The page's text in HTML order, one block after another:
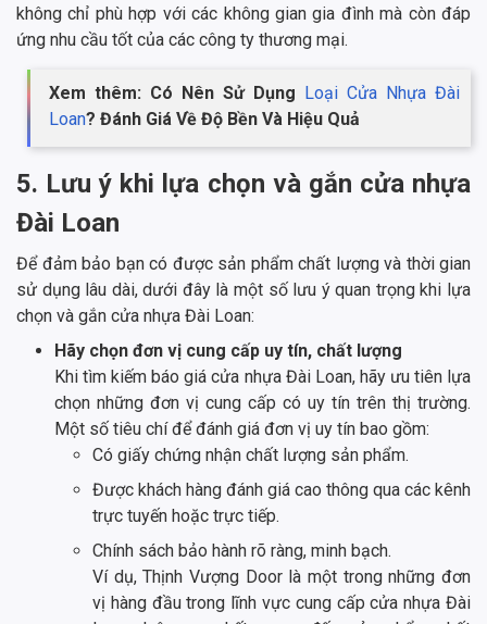
không chỉ phù hợp với các không gian gia đình mà còn đáp
ứng nhu cầu tốt của các công ty thương mại.
Xem thêm: Có Nên Sử Dụng
Loại Cửa Nhựa Đài
Loan? Đánh Giá Về Độ Bền Và Hiệu Quả
5. Lưu ý khi lựa chọn và gắn cửa nhựa
Đài Loan
Để đảm bảo bạn có được sản phẩm chất lượng và thời gian
sử dụng lâu dài, dưới đây là một số lưu ý quan trọng khi lựa
chọn và gắn cửa nhựa Đài Loan:
Hãy chọn đơn vị cung cấp uy tín, chất lượng
Khi tìm kiếm báo giá cửa nhựa Đài Loan, hãy ưu tiên lựa
chọn những đơn vị cung cấp có uy tín trên thị trường.
Một số tiêu chí để đánh giá đơn vị uy tín bao gồm:
Có giấy chứng nhận chất lượng sản phẩm.
Được khách hàng đánh giá cao thông qua các kênh
trực tuyến hoặc trực tiếp.
Chính sách bảo hành rõ ràng, minh bạch.
Ví dụ, Thịnh Vượng Door là một trong những đơn
vị hàng đầu trong lĩnh vực cung cấp cửa nhựa Đài